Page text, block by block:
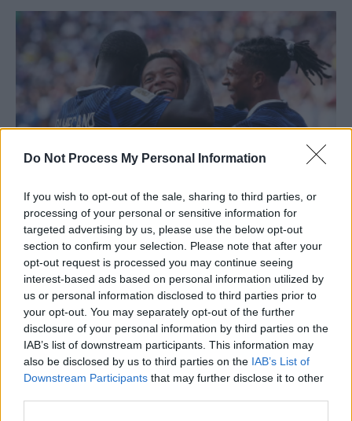
Do Not Process My Personal Information
If you wish to opt-out of the sale, sharing to third parties, or
processing of your personal or sensitive information for
targeted advertising by us, please use the below opt-out
section to confirm your selection. Please note that after your
opt-out request is processed you may continue seeing
interest-based ads based on personal information utilized by
us or personal information disclosed to third parties prior to
your opt-out. You may separately opt-out of the further
disclosure of your personal information by third parties on the
IAB’s list of downstream participants. This information may
also be disclosed by us to third parties on the IAB’s List of
Downstream Participants that may further disclose it to other
Noaptea favoritelor: Franța joacă sclipitor,
Mbappé e fabulos / Mexicanii au...
Grigore Cartianu - miercuri, 1 iulie 2026